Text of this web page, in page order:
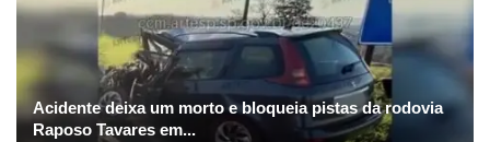
Acidente deixa um morto e bloqueia pistas da rodovia
Raposo Tavares em...